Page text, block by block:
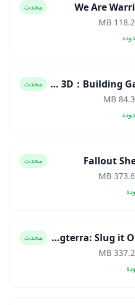
We Are محدث
118.21
Block Craft 3D：Building Game Mod APK محدث
84.36
Fallout محدث
373.64
Slugterra: Slug it Out 2 Mod APK محدث
337.27